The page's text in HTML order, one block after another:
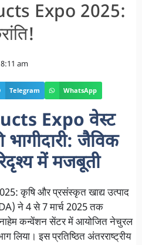
Expo 2025:
8:11 am
Telegram WhatsApp
Expo वेस्ट
जैविक
में मजबूती
कृषि और प्रसंस्कृत खाद्य उत्पाद
ने 4 से 7 मार्च 2025 तक
कन्वेंशन सेंटर में आयोजित नेचुरल
लिया। इस प्रतिष्ठित अंतरराष्ट्रीय